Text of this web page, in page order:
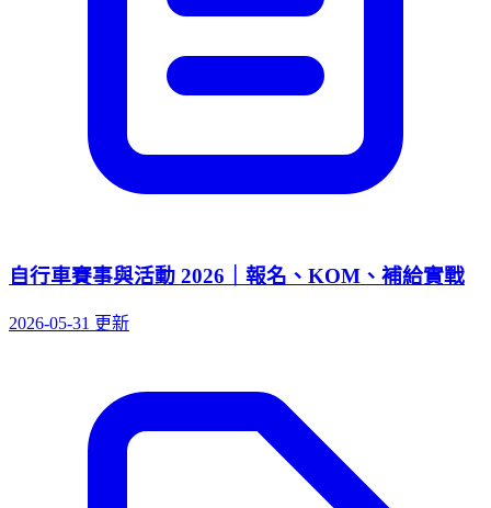
自行車賽事與活動 2026｜報名、KOM、補給實戰
2026-05-31 更新